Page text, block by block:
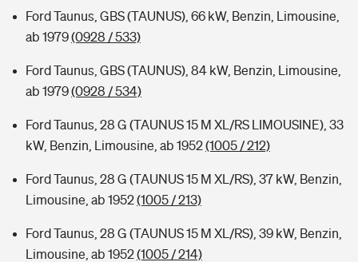
Ford Taunus, GBS (TAUNUS), 66 kW, Benzin, Limousine,
ab 1979(0928 / 533)
Ford Taunus, GBS (TAUNUS), 84 kW, Benzin, Limousine,
ab 1979(0928 / 534)
Ford Taunus, 28 G (TAUNUS 15 M XL/RS LIMOUSINE), 33
kW, Benzin, Limousine, ab 1952(1005 / 212)
Ford Taunus, 28 G (TAUNUS 15 M XL/RS), 37 kW, Benzin,
Limousine, ab 1952(1005 / 213)
Ford Taunus, 28 G (TAUNUS 15 M XL/RS), 39 kW, Benzin,
Limousine, ab 1952(1005 / 214)